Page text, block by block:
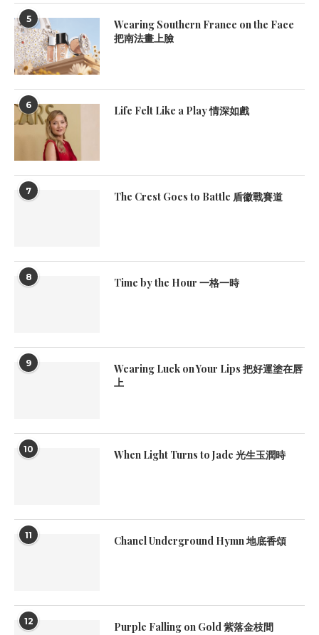
5
Wearing Southern France on the Face
把南法畫上臉
6 Life Felt Like a Play 情深如戲
7 The Crest Goes to Battle 盾徽戰賽道
8 Time by the Hour 一格一時
9
Wearing Luck on Your Lips 把好運塗在唇
上
10 When Light Turns to Jade 光生玉潤時
11 Chanel Underground Hymn 地底香頌
12 Purple Falling on Gold 紫落金枝間